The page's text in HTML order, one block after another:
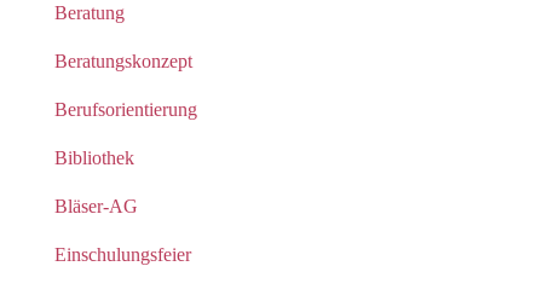
Beratung
Beratungskonzept
Berufsorientierung
Bibliothek
Bläser-AG
Einschulungsfeier